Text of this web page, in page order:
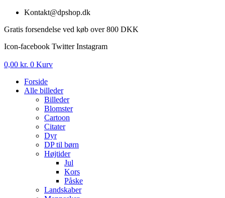
Videre
indhold
Kontakt@dpshop.dk
Gratis forsendelse ved køb over 800 DKK
Icon-facebook Twitter Instagram
0,00 kr. 0 Kurv
Forside
Alle billeder
Billeder
Blomster
Cartoon
Citater
Dyr
DP til børn
Højtider
Jul
Kors
Påske
Landskaber